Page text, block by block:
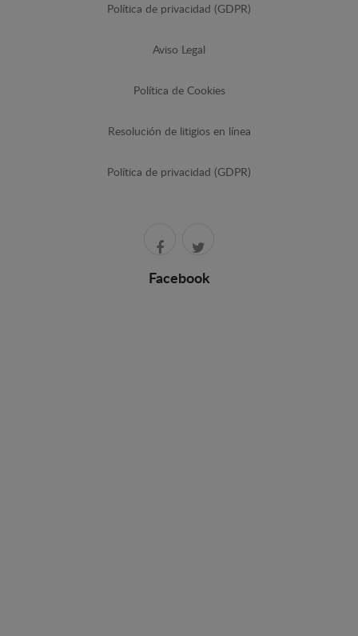
Política de privacidad (GDPR)
Aviso Legal
Política de Cookies
Resolución de litigios en línea
Política de privacidad (GDPR)
Facebook